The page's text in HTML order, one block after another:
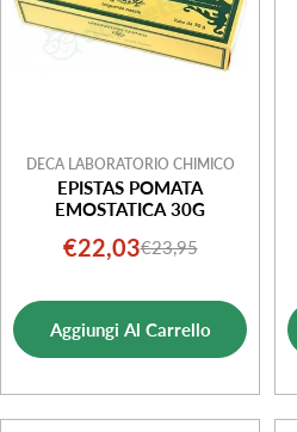
DECA LABORATORIO CHIMICO
EPISTAS POMATA
EMOSTATICA 30G
Prezzo
vendita
€22,03Prezzo
€23,95
Aggiungi Al Carrello